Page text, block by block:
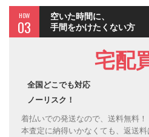
HOW
03
空いた時間に、
手間をかけたくない方
宅配
全国どこでも対応
ノーリスク！
着払いでの発送なので、送料無料！
本査定に納得いかなくても、返送料